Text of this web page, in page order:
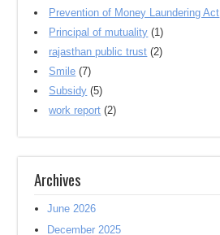
Prevention of Money Laundering Act
Principal of mutuality (1)
rajasthan public trust (2)
Smile (7)
Subsidy (5)
work report (2)
Archives
June 2026
December 2025